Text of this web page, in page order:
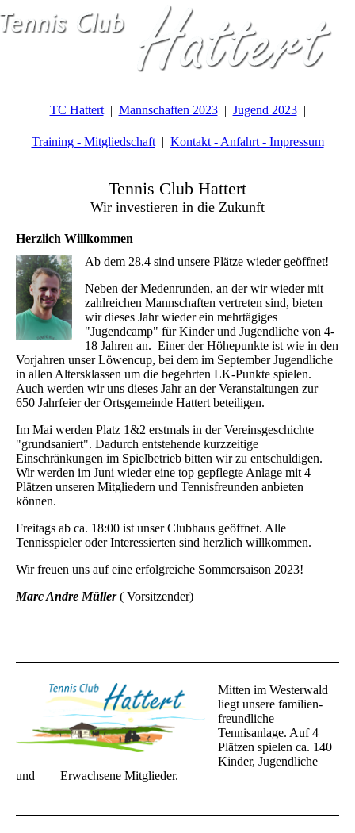
TC Hattert Mannschaften 2023 Jugend 2023
Training - Mitgliedschaft Kontakt - Anfahrt - Impressum
Tennis Club Hattert
Wir investieren in die Zukunft
Herzlich Willkommen
Ab dem 28.4 sind unsere Plätze wieder geöffnet!
Neben der Medenrunden, an der wir wieder mit
zahlreichen Mannschaften vertreten sind, bieten
wir dieses Jahr wieder ein mehrtägiges
"Jugendcamp" für Kinder und Jugendliche von 4-
18 Jahren an. Einer der Höhepunkte ist wie in den
Vorjahren unser Löwencup, bei dem im September Jugendliche
in allen Altersklassen um die begehrten LK-Punkte spielen.
Auch werden wir uns dieses Jahr an der Veranstaltungen zur
650 Jahrfeier der Ortsgemeinde Hattert beteiligen.
Im Mai werden Platz 1&2 erstmals in der Vereinsgeschichte
"grundsaniert". Dadurch entstehende kurzzeitige
Einschränkungen im Spielbetrieb bitten wir zu entschuldigen.
Wir werden im Juni wieder eine top gepflegte Anlage mit 4
Plätzen unseren Mitgliedern und Tennisfreunden anbieten
können.
Freitags ab ca. 18:00 ist unser Clubhaus geöffnet. Alle
Tennisspieler oder Interessierten sind herzlich willkommen.
Wir freuen uns auf eine erfolgreiche Sommersaison 2023!
Marc Andre Müller( Vorsitzender)
Mitten im Westerwald
liegt unsere familien-
freundliche
Tennisanlage. Auf 4
Plätzen spielen ca. 140
Kinder, Jugendliche
und Erwachsene Mitglieder.